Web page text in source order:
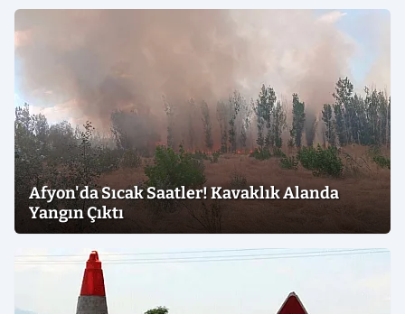
Afyon'da Sıcak Saatler! Kavaklık Alanda
Yangın Çıktı